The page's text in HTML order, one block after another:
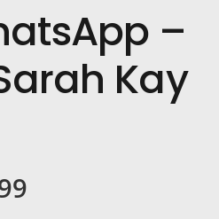
–
Kay